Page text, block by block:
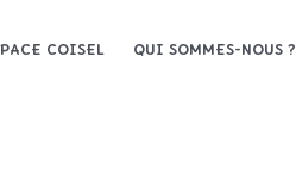
COISEL QUI SOMMES-NOUS ?